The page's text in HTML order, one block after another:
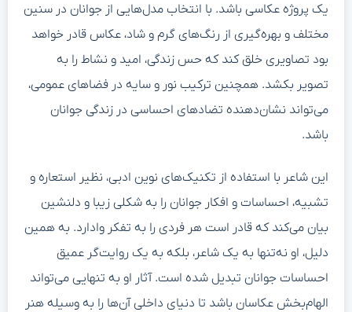
یک پروژه عکاسی باشد. با انتخاب مدل‌هایی از جوانان در سنین
مختلف و بهره‌گیری از رنگ‌های گرم و شاد، عکاس قادر خواهد
بود تصاویری خلق کند که حس زندگی، امید و نشاط را به
تصویر بکشد. همچنین ترکیب نور و سایه در فضاهای عمومی،
می‌تواند نشان‌دهنده تضادهای احساسی در زندگی جوانان
باشد.
این شاعر با استفاده از تکنیک‌های نوین ادبی، نظیر استعاره و
تشبیه، احساسات و افکار جوانان را به شکلی زیبا و دلنشین
بیان می‌کند که قادر است هر فردی را به تفکر وادارد. به همین
دلیل، او نه‌تنها به یک شاعر، بلکه به یک روایت‌گر عمیق
احساسات جوانان تبدیل شده است. آثار او به تنهایی می‌تواند
الهام‌بخش عکاسان باشد تا دنیای داخلی آن‌ها را به وسیله هنر